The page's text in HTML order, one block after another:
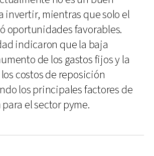
invertir, mientras que solo el
oportunidades favorables.
indicaron que la baja
de los gastos fijos y la
costos de reposición
los principales factores de
el sector pyme.